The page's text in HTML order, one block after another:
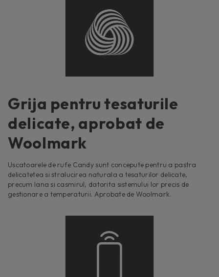
Grija pentru tesaturile
delicate, aprobat de
Woolmark
Uscatoarele de rufe Candy sunt concepute pentru a pastra
delicatetea si stralucirea naturala a tesaturilor delicate,
precum lana si casmirul, datorita sistemului lor precis de
gestionare a temperaturii. Aprobate de Woolmark.